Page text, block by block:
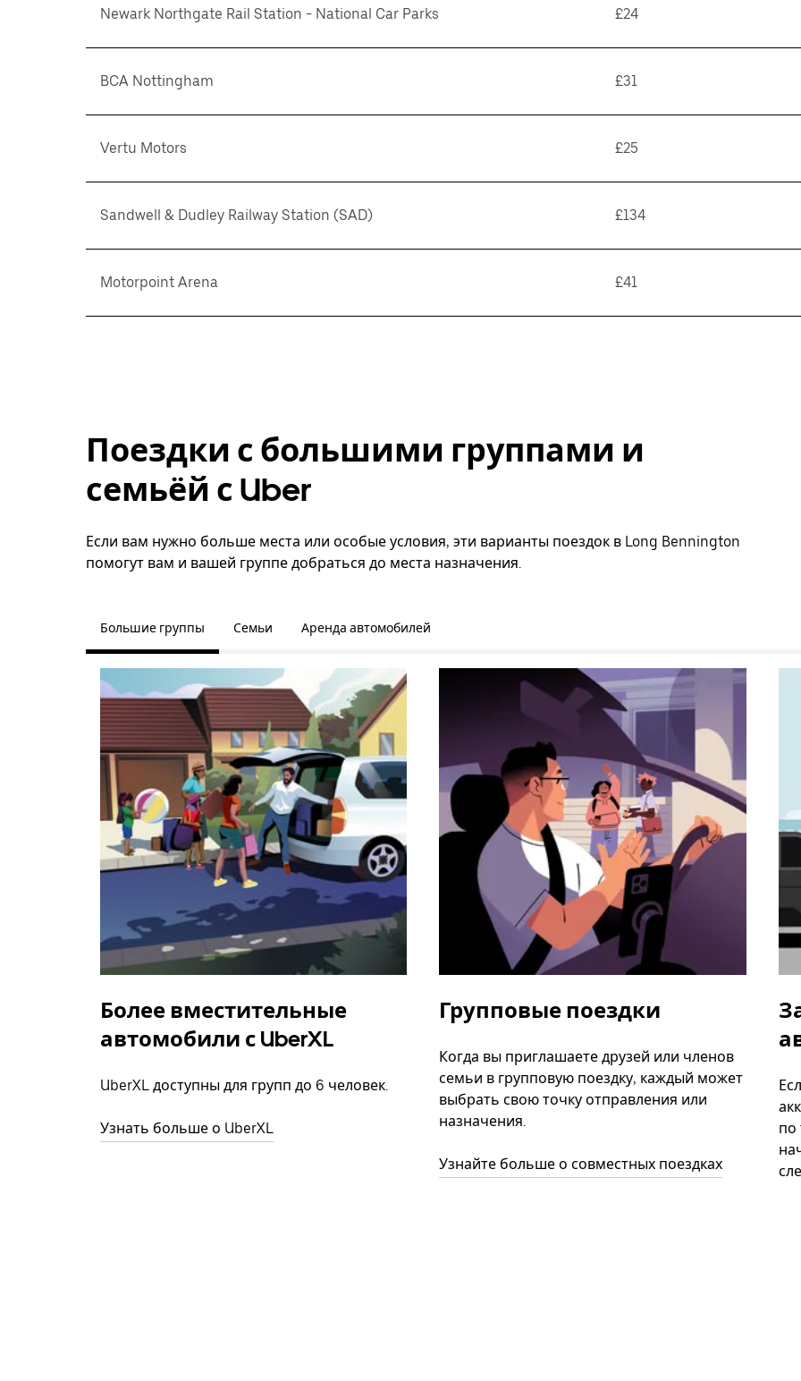
Newark Northgate Rail Station - National Car Parks £24
BCA Nottingham £31
Vertu Motors £25
Sandwell & Dudley Railway Station (SAD) £134
Motorpoint Arena £41
Поездки с большими группами и
семьёй с Uber
Если вам нужно больше места или особые условия, эти варианты поездок в Long Bennington
помогут вам и вашей группе добраться до места назначения.
Большие группы Семьи Аренда автомобилей
Более вместительные
автомобили с UberXL
UberXL доступны для групп до 6 человек.
Узнать больше о UberXL
Групповые поездки
Когда вы приглашаете друзей или членов
семьи в групповую поездку, каждый может
выбрать свою точку отправления или
назначения.
Узнайте больше о совместных поездках
по